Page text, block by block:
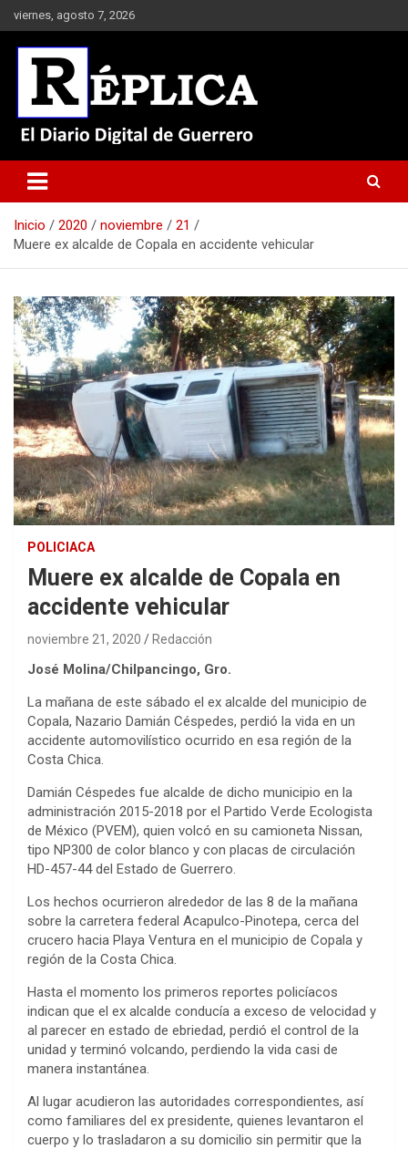
Saltar
al
contenido
viernes, agosto 7, 2026
Réplica
Inicio 2020 noviembre
21
Muere ex alcalde de Copala en accidente vehicular
POLICIACA
Muere ex alcalde de Copala en
accidente vehicular
noviembre 21, 2020 Redacción
José Molina/Chilpancingo, Gro.
La mañana de este sábado el ex alcalde del municipio de
Copala, Nazario Damián Céspedes, perdió la vida en un
accidente automovilístico ocurrido en esa región de la
Costa Chica.
Damián Céspedes fue alcalde de dicho municipio en la
administración 2015-2018 por el Partido Verde Ecologista
de México (PVEM), quien volcó en su camioneta Nissan,
tipo NP300 de color blanco y con placas de circulación
HD-457-44 del Estado de Guerrero.
Los hechos ocurrieron alrededor de las 8 de la mañana
sobre la carretera federal Acapulco-Pinotepa, cerca del
crucero hacia Playa Ventura en el municipio de Copala y
región de la Costa Chica.
Hasta el momento los primeros reportes policíacos
indican que el ex alcalde conducía a exceso de velocidad y
al parecer en estado de ebriedad, perdió el control de la
unidad y terminó volcando, perdiendo la vida casi de
manera instantánea.
Al lugar acudieron las autoridades correspondientes, así
como familiares del ex presidente, quienes levantaron el
cuerpo y lo trasladaron a su domicilio sin permitir que la